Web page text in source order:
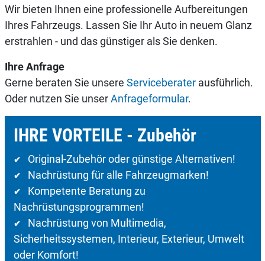
Wir bieten Ihnen eine professionelle Aufbereitungen
Ihres Fahrzeugs. Lassen Sie Ihr Auto in neuem Glanz
erstrahlen - und das günstiger als Sie denken.
Ihre Anfrage
Gerne beraten Sie unsere Serviceberaterausführlich.
Oder nutzen Sie unserAnfrageformular.
IHRE VORTEILE - Zubehör
✔ Original-Zubehör oder günstige Alternativen!
✔ Nachrüstung für alle Fahrzeugmarken!
✔ Kompetente Beratung zu
Nachrüstungsprogrammen!
✔ Nachrüstung von Multimedia,
Sicherheitssystemen, Interieur, Exterieur, Umwelt
oder Komfort!